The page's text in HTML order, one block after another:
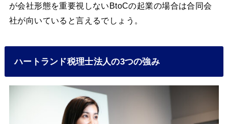
が会社形態を重要視しないBtoCの起業の場合は合同会
社が向いていると言えるでしょう。
ハートランド税理士法人の3つの強み